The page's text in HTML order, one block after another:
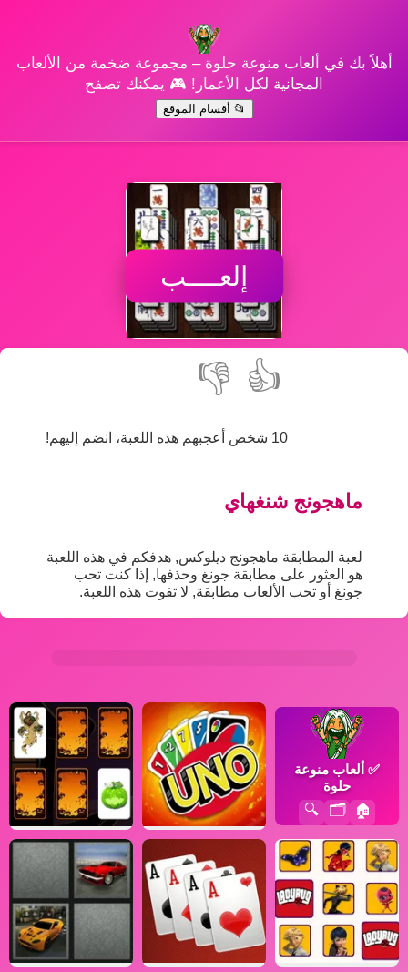
أهلاً بك في ألعاب منوعة حلوة – مجموعة ضخمة من الألعاب
المجانية لكل الأعمار! 🎮 يمكنك تصفح
📂 أقسام الموقع
إلعــــب
👍
👎
10 شخص أعجبهم هذه اللعبة، انضم إليهم!
ماهجونج شنغهاي
لعبة المطابقة ماهجونج ديلوكس, هدفكم في هذه اللعبة
هو العثور على مطابقة جونغ وحذفها, إذا كنت تحب
جونغ أو تحب الألعاب مطابقة, لا تفوت هذه اللعبة.
✅ ألعاب منوعة
حلوة
🏠
🗂️
🔍